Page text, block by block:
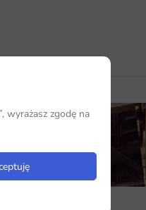
wyrażasz zgodę na